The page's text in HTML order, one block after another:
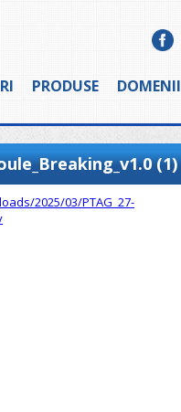
PRODUSE DOMENII
(1)
2025/03/PTAG_27-